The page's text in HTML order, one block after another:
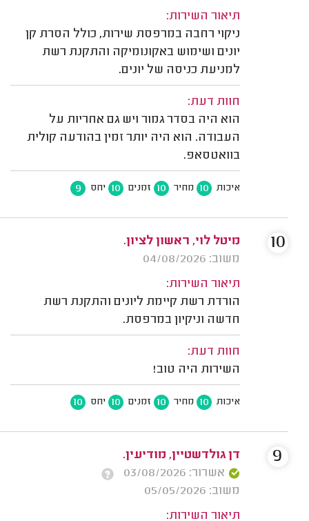
תיאור השירות:
ניקוי רחבה במרפסת שירות, כולל הסרת קן
יונים ושימוש באקונומיקה והתקנת רשת
למניעת כניסה של יונים.
חוות דעת:
הוא היה בסדר גמור ויש גם אחריות על
העבודה. הוא היה יותר זמין בהודעה קולית
בוואטסאפ.
איכות 10 מחיר 10 זמנים 10 יחס 9
מיטל לוי, ראשון לציון.
משוב: 04/08/2026
תיאור השירות:
הורדת רשת קיימת ליונים והתקנת רשת
חדשה וניקיון במרפסת.
חוות דעת:
השירות היה טוב!
איכות 10 מחיר 10 זמנים 10 יחס 10
10
אשרור: 03/08/2026
משוב: 05/05/2026
תיאור השירות:
9